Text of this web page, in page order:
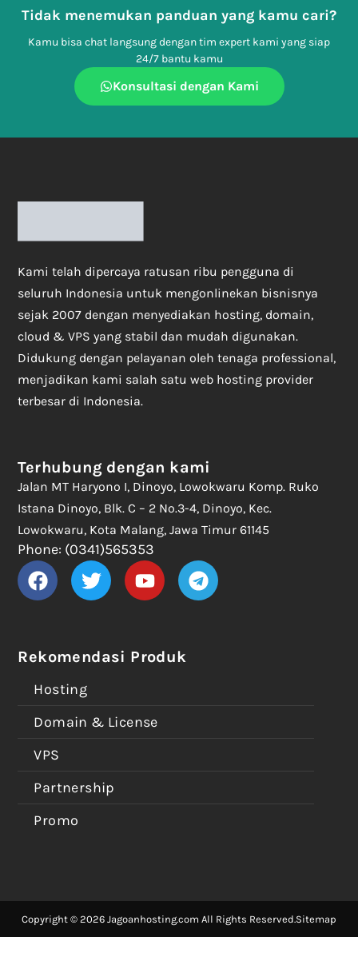
Tidak menemukan panduan yang kamu cari?
Kamu bisa chat langsung dengan tim expert kami yang siap
24/7 bantu kamu
Konsultasi dengan Kami
Kami telah dipercaya ratusan ribu pengguna di
seluruh Indonesia untuk mengonlinekan bisnisnya
sejak 2007 dengan menyediakan hosting, domain,
cloud & VPS yang stabil dan mudah digunakan.
Didukung dengan pelayanan oleh tenaga professional,
menjadikan kami salah satu web hosting provider
terbesar di Indonesia.
Rekomendasi Produk
Hosting
Domain & License
VPS
Partnership
Promo
Terhubung dengan kami
Jalan MT Haryono I, Dinoyo, Lowokwaru Komp. Ruko
Istana Dinoyo, Blk. C – 2 No.3-4, Dinoyo, Kec.
Lowokwaru, Kota Malang, Jawa Timur 61145
Phone: (0341)565353
Copyright © 2026 Jagoanhosting.com All Rights Reserved.Sitemap